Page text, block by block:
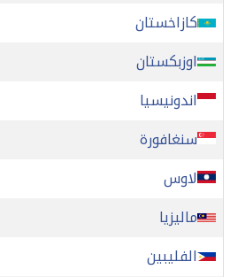
كازاخستان
اوزبكستان
اندونيسيا
سنغافورة
لاوس
ماليزيا
الفليبين